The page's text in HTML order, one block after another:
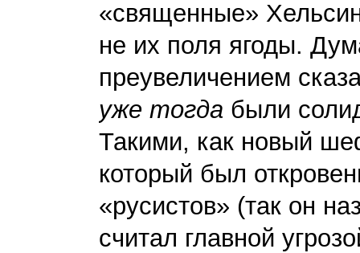
«священные»
не их поля ягоды.
преувеличением
уже тогда были
Такими, как новый
который был
«русистов» (так он
считал главной